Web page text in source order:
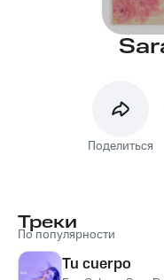
Поделиться
Треки
По популярности
Tu cuerpo